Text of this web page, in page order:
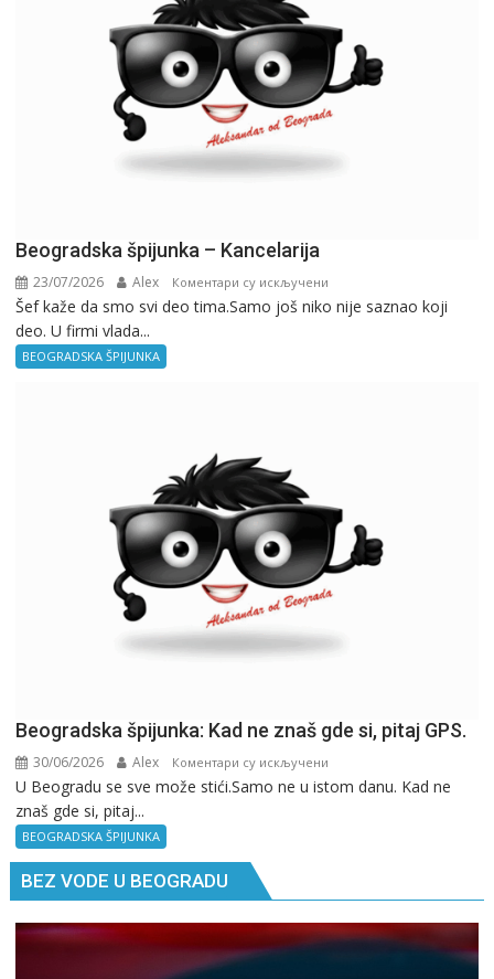
Beogradska špijunka – Kancelarija
23/07/2026 Alex Коментари су искључени
Beogradska
Šef kaže da smo svi deo tima.Samo još niko nije saznao koji
deo. U firmi vlada...
BEOGRADSKA ŠPIJUNKA
Beogradska špijunka: Kad ne znaš gde si, pitaj GPS.
30/06/2026 Alex Коментари су искључени
Beogradska
gde
si,
U Beogradu se sve može stići.Samo ne u istom danu. Kad ne
znaš gde si, pitaj...
BEOGRADSKA ŠPIJUNKA
BEZ VODE U BEOGRADU